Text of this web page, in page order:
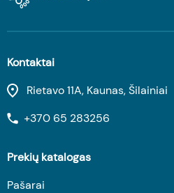
Kontaktai
Rietavo 11A, Kaunas, Šilainiai
+370 65 283256
Prekių katalogas
Pašarai